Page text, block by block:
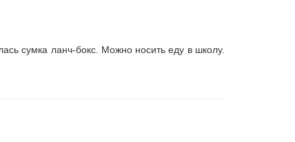
сумка ланч-бокс. Можно носить еду в школу.